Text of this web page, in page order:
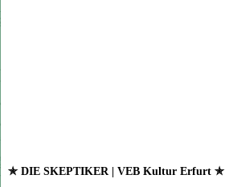
✯ DIE SKEPTIKER | VEB Kultur Erfurt ✯